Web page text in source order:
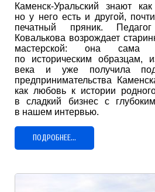
Каменск-Уральский знают
но у него есть и другой,
печатный пряник.
Ковалькова возрождает
мастерской: она сама
по историческим образцам,
века и уже получила
предпринимательства
как любовь к истории
в сладкий бизнес с
в нашем интервью.
ПОДРОБНЕЕ...